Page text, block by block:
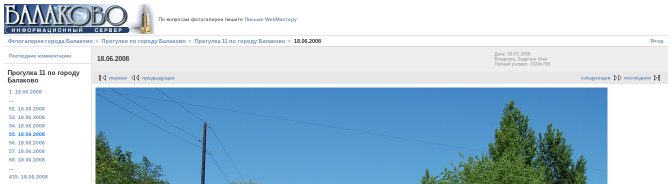
По вопросам фотогалереи пишите Письмо WebМастеру
Вход
Фотогалерея города Балаково Прогулки по городу Балаково Прогулка 11 по городу Балаково 18.06.2008
Последние комментарии
Прогулка 11 по городу
Балаково
1. 18.06.2008
52. 18.06.2008
53. 18.06.2008
54. 18.06.2008
55. 18.06.2008
56. 18.06.2008
57. 18.06.2008
58. 18.06.2008
435. 18.06.2008
18.06.2008
Дата: 09.07.2008
Владелец: Бодичев Олег
Полный размер: 1024x768
следующая последняя
первая предыдущая